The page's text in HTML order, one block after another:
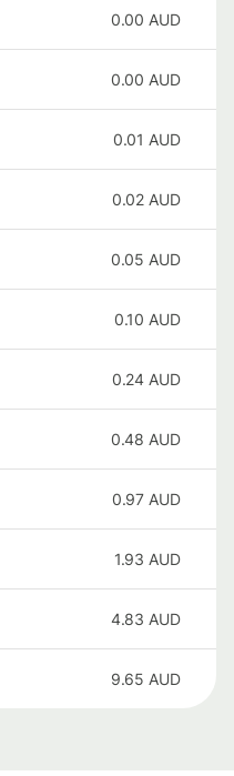
0.00 AUD
0.00 AUD
0.01 AUD
0.02 AUD
0.05 AUD
0.10 AUD
0.24 AUD
0.48 AUD
0.97 AUD
1.93 AUD
4.83 AUD
9.65 AUD